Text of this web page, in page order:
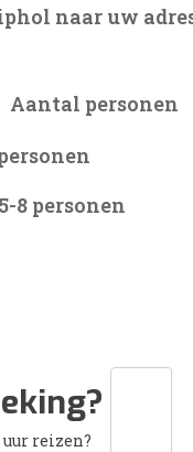
naar uw
Aantal personen
8 personen
reizen?